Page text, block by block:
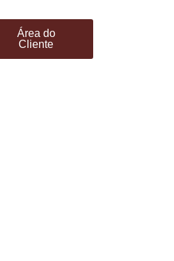
Área do
Cliente